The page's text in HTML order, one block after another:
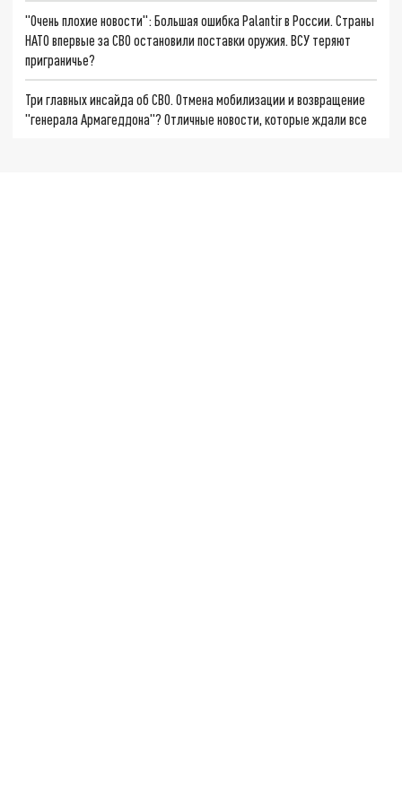
"Очень плохие новости": Большая ошибка Palantir в России. Страны
НАТО впервые за СВО остановили поставки оружия. ВСУ теряют
приграничье?
Три главных инсайда об СВО. Отмена мобилизации и возвращение
"генерала Армагеддона"? Отличные новости, которые ждали все